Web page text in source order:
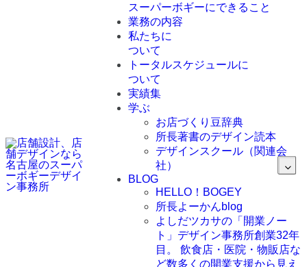
スーパーボギーにできること
業務の内容
私たちに
ついて
トータルスケジュールに
ついて
実績集
学ぶ
お店づくり豆辞典
所長著書のデザイン読本
デザインスクール（関連会
社）
BLOG
HELLO！BOGEY
所長よーかんblog
よしだツカサの「開業ノー
ト」 デザイン事務所創業32年
目。 飲食店・医院・物販店な
ど数多くの開業支援から見え